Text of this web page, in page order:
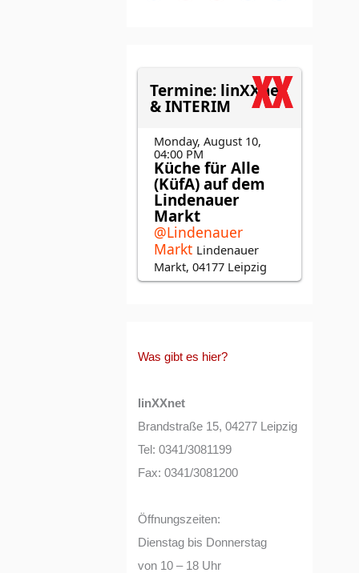
Was gibt es hier?
linXXnet
Brandstraße 15, 04277 Leipzig
Tel: 0341/3081199
Fax: 0341/3081200
Öffnungszeiten:
Dienstag bis Donnerstag
von 10 – 18 Uhr